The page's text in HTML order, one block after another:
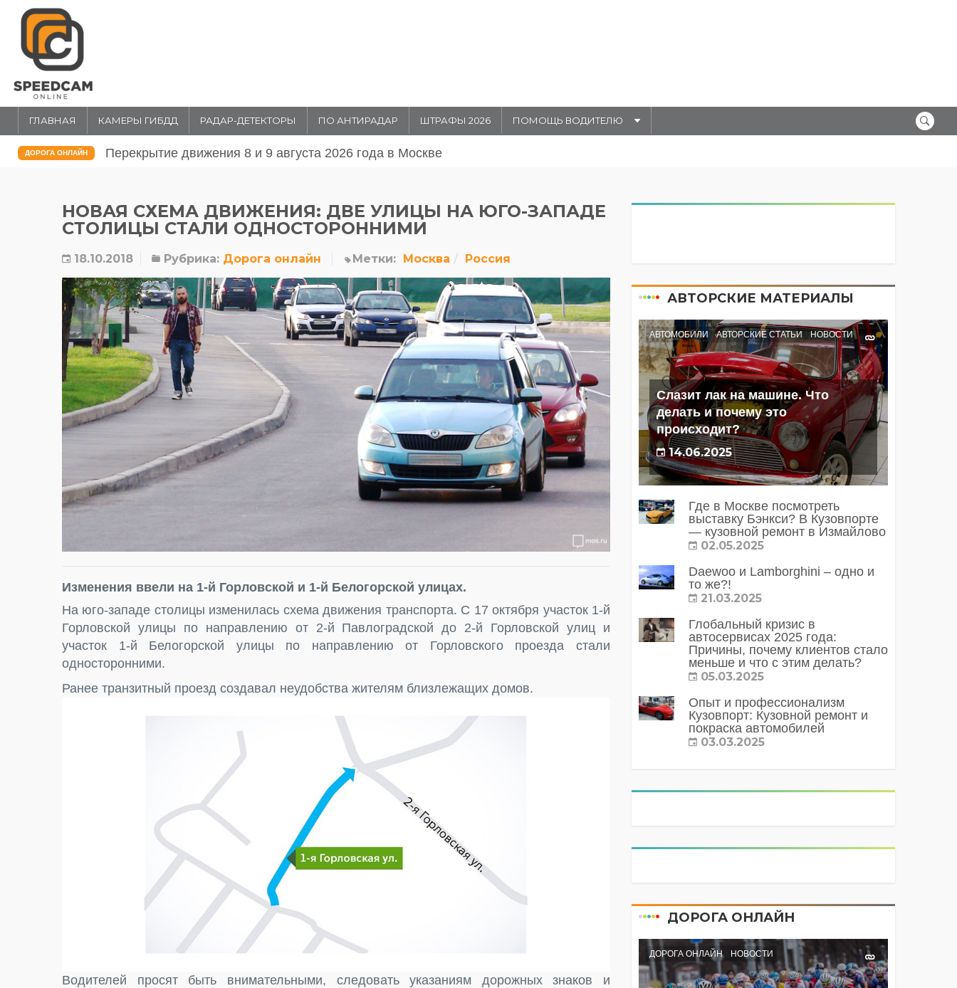
ГЛАВНАЯ КАМЕРЫ ГИБДД РАДАР-ДЕТЕКТОРЫ ПО АНТИРАДАР ШТРАФЫ 2026 ПОМОЩЬ ВОДИТЕЛЮ
ДОРОГА ОНЛАЙН Перекрытие движения 31 июля и 1 августа 20026 года в Москве
НОВАЯ СХЕМА ДВИЖЕНИЯ: ДВЕ УЛИЦЫ НА ЮГО-ЗАПАДЕ
СТОЛИЦЫ СТАЛИ ОДНОСТОРОННИМИ
18.10.2018 Рубрика: Дорога онлайн Метки: Москва Россия
Изменения ввели на 1-й Горловской и 1-й Белогорской улицах.
На юго-западе столицы изменилась схема движения транспорта. С 17 октября участок 1-й
Горловской улицы по направлению от 2-й Павлоградской до 2-й Горловской улиц и
участок 1-й Белогорской улицы по направлению от Горловского проезда стали
односторонними.
Ранее транзитный проезд создавал неудобства жителям близлежащих домов.
Водителей просят быть внимательными, следовать указаниям дорожных знаков и
АВТОРСКИЕ МАТЕРИАЛЫ
АВТОМОБИЛИ АВТОРСКИЕ СТАТЬИ НОВОСТИ
Слазит лак на машине. Что
делать и почему это
происходит?
14.06.2025
Где в Москве посмотреть
выставку Бэнкси? В Кузовпорте
— кузовной ремонт в Измайлово
02.05.2025
Daewoo и Lamborghini – одно и
то же?!
21.03.2025
Глобальный кризис в
автосервисах 2025 года:
Причины, почему клиентов стало
меньше и что с этим делать?
05.03.2025
Опыт и профессионализм
Кузовпорт: Кузовной ремонт и
покраска автомобилей
03.03.2025
ДОРОГА ОНЛАЙН
ДОРОГА ОНЛАЙН НОВОСТИ